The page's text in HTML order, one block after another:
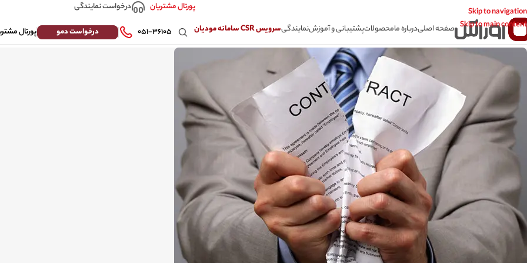
Skip to navigation
Skip to main content
پورتال مشتریان
درخواست نمایندگی
صفحه اصلیدرباره مامحصولاتپشتیبانی و آموزشنمایندگیسرویس CSR سامانه مودیان ۰۵۱-۳۶۱۰۵ درخواست دمو پورتال